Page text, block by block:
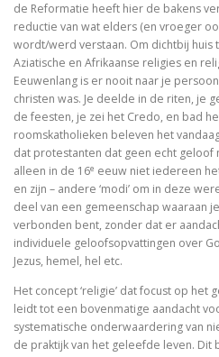
De omweg
Alkibiades
De schepping van de wereld
Inclusieve
Luther de biografie
Holy Ignorance (La
In de handen van
Bachs
de Reformatie heeft hier de bakens
reductie van wat elders (en vroeger
wordt/werd verstaan. Om dichtbij huis
Aziatische en Afrikaanse religies en
Eeuwenlang is er nooit naar je
christen was. Je deelde in de riten, je
de feesten, je zei het Credo, en bad
roomskatholieken beleven het
dat protestanten dat geen echt geloof
alleen in de 16e eeuw niet iedereen
en zijn – andere ‘modi’ om in deze
deel van een gemeenschap waaraan
verbonden bent, zonder dat er
individuele geloofsopvattingen over
Jezus, hemel, hel etc.
Het concept ‘religie’ dat focust op
leidt tot een bovenmatige aandacht
systematische onderwaardering van
de praktijk van het geleefde leven.